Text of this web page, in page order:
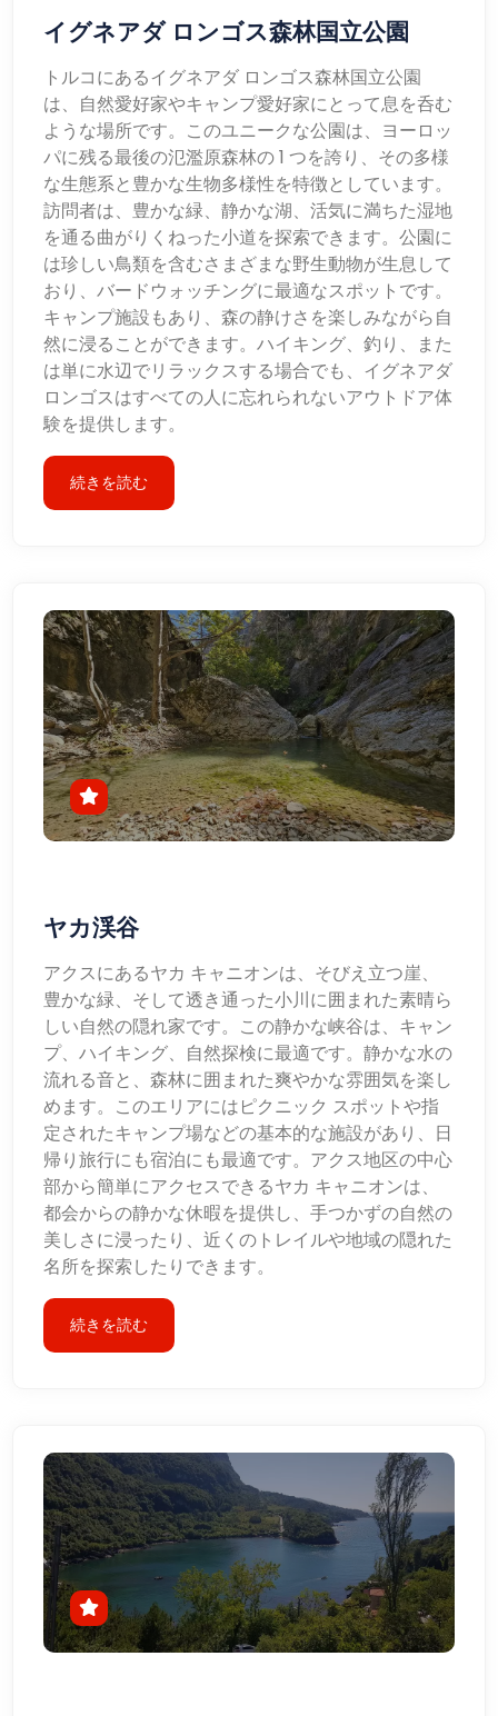
イグネアダ ロンゴス森林国立公園
トルコにあるイグネアダ ロンゴス森林国立公園
は、自然愛好家やキャンプ愛好家にとって息を呑む
ような場所です。このユニークな公園は、ヨーロッ
パに残る最後の氾濫原森林の 1 つを誇り、その多様
な生態系と豊かな生物多様性を特徴としています。
訪問者は、豊かな緑、静かな湖、活気に満ちた湿地
を通る曲がりくねった小道を探索できます。公園に
は珍しい鳥類を含むさまざまな野生動物が生息して
おり、バードウォッチングに最適なスポットです。
キャンプ施設もあり、森の静けさを楽しみながら自
然に浸ることができます。ハイキング、釣り、また
は単に水辺でリラックスする場合でも、イグネアダ
ロンゴスはすべての人に忘れられないアウトドア体
験を提供します。
続きを読む
ヤカ渓谷
アクスにあるヤカ キャニオンは、そびえ立つ崖、
豊かな緑、そして透き通った小川に囲まれた素晴ら
しい自然の隠れ家です。この静かな峡谷は、キャン
プ、ハイキング、自然探検に最適です。静かな水の
流れる音と、森林に囲まれた爽やかな雰囲気を楽し
めます。このエリアにはピクニック スポットや指
定されたキャンプ場などの基本的な施設があり、日
帰り旅行にも宿泊にも最適です。アクス地区の中心
部から簡単にアクセスできるヤカ キャニオンは、
都会からの静かな休暇を提供し、手つかずの自然の
美しさに浸ったり、近くのトレイルや地域の隠れた
名所を探索したりできます。
続きを読む